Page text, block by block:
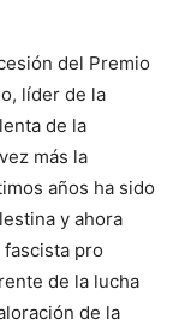
del Premio
líder de la
de la
más la
años ha sido
y ahora
pro
de la lucha
de la